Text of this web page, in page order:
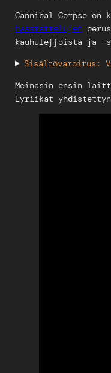
Cannibal Corpse
haastattelujen
kauhuleffoista ja -
Sisältövaroitus:
Meinasin ensin
Lyriikat